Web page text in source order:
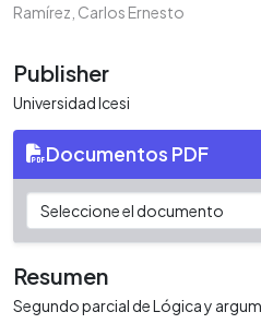
Ramírez, Carlos Ernesto
Publisher
Universidad Icesi
Documentos PDF
Resumen
Segundo parcial de Lógica y